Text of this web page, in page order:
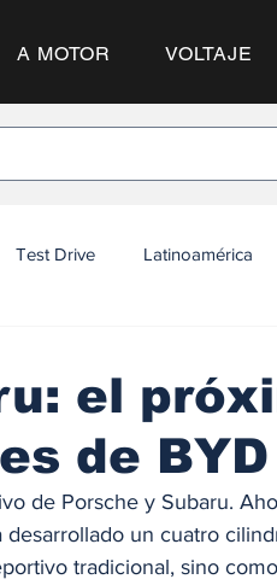
A MOTOR VOLTAJE
Test Drive Latinoamérica
el
de BYD
de Porsche y Subaru.
un cuatro
tradicional, sino como